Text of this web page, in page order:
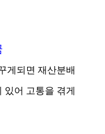
게되면 재산분배
있어 고통을 겪게